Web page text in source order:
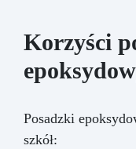
Korzyści
Posadzki
szkół: